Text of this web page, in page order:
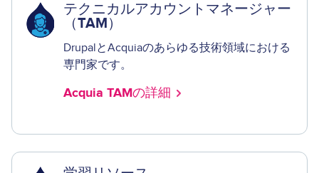
テクニカルアカウントマネージャー
（TAM）
DrupalとAcquiaのあらゆる技術領域における
専門家です。
Acquia TAMの詳細